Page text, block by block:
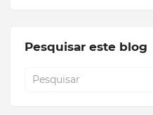
Pesquisar este blog